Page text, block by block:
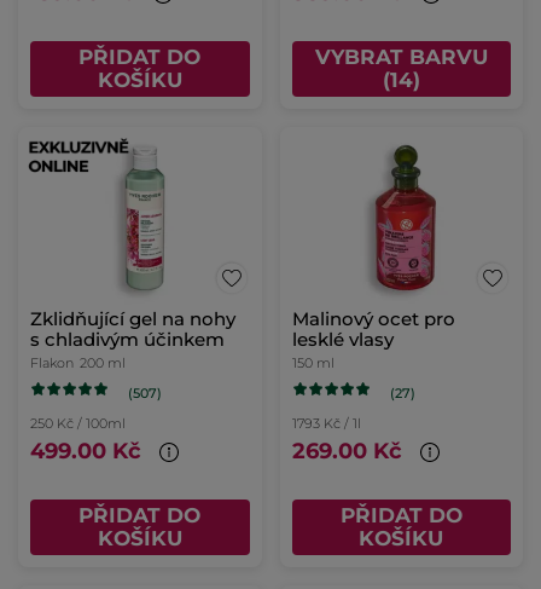
PŘIDAT DO
KOŠÍKU
VYBRAT BARVU
(14)
Zklidňující gel na nohy
s chladivým účinkem
Flakon 200 ml
(507)
250 Kč / 100ml
499.00 Kč
PŘIDAT DO
KOŠÍKU
Malinový ocet pro
lesklé vlasy
150 ml
(27)
1793 Kč / 1l
269.00 Kč
PŘIDAT DO
KOŠÍKU